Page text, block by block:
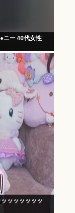
ニー 40代女性
ッッッッッッ